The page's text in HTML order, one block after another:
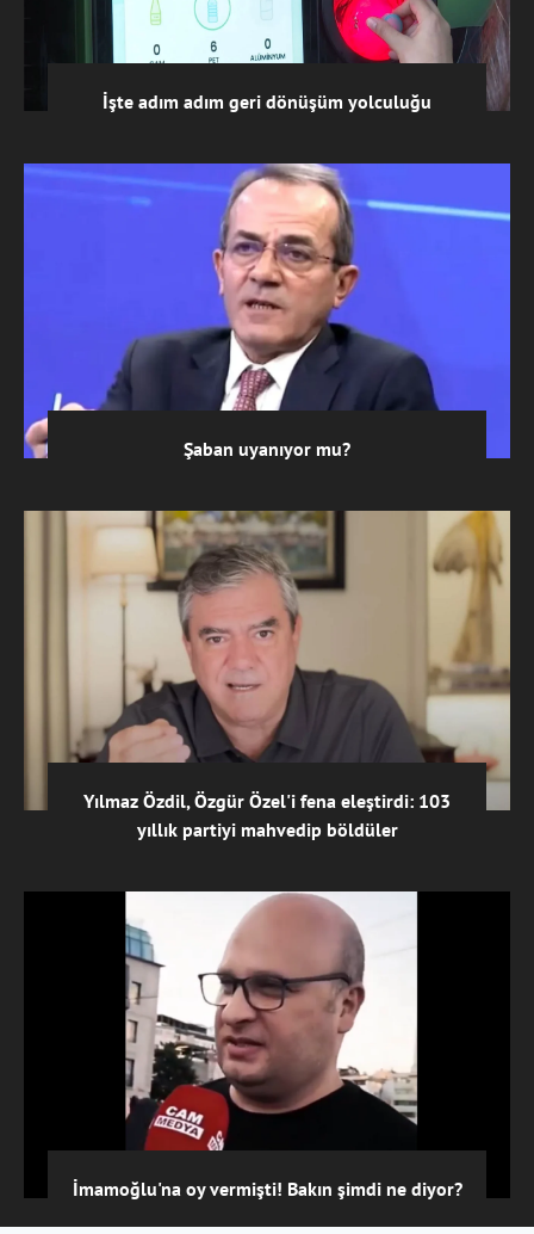
İşte adım adım geri dönüşüm yolculuğu
Şaban uyanıyor mu?
Yılmaz Özdil, Özgür Özel'i fena eleştirdi: 103
yıllık partiyi mahvedip böldüler
İmamoğlu'na oy vermişti! Bakın şimdi ne diyor?